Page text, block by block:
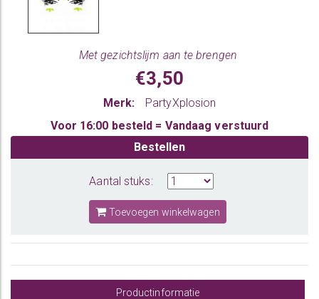
Met gezichtslijm aan te brengen
€3,50
Merk:
PartyXplosion
Voor 16:00 besteld = Vandaag verstuurd
Bestellen
Aantal stuks:
Toevoegen winkelwagen
Productinformatie